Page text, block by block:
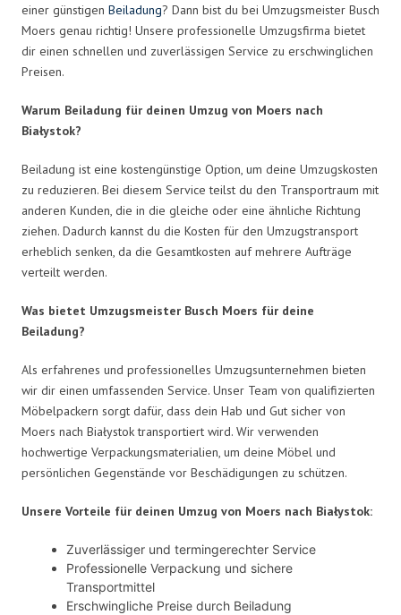
einer günstigen Beiladung? Dann bist du bei Umzugsmeister Busch
Moers genau richtig! Unsere professionelle Umzugsfirma bietet
dir einen schnellen und zuverlässigen Service zu erschwinglichen
Preisen.
Warum Beiladung für deinen Umzug von Moers nach
Białystok?
Beiladung ist eine kostengünstige Option, um deine Umzugskosten
zu reduzieren. Bei diesem Service teilst du den Transportraum mit
anderen Kunden, die in die gleiche oder eine ähnliche Richtung
ziehen. Dadurch kannst du die Kosten für den Umzugstransport
erheblich senken, da die Gesamtkosten auf mehrere Aufträge
verteilt werden.
Was bietet Umzugsmeister Busch Moers für deine
Beiladung?
Als erfahrenes und professionelles Umzugsunternehmen bieten
wir dir einen umfassenden Service. Unser Team von qualifizierten
Möbelpackern sorgt dafür, dass dein Hab und Gut sicher von
Moers nach Białystok transportiert wird. Wir verwenden
hochwertige Verpackungsmaterialien, um deine Möbel und
persönlichen Gegenstände vor Beschädigungen zu schützen.
Unsere Vorteile für deinen Umzug von Moers nach Białystok:
Zuverlässiger und termingerechter Service
Professionelle Verpackung und sichere
Transportmittel
Erschwingliche Preise durch Beiladung